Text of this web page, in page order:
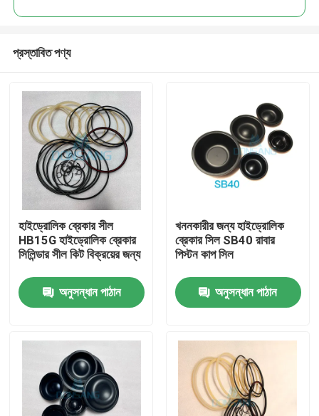
পণ্য
প্রস্তাবিত পণ্য
হাইড্রোলিক ব্রেকার সীল
HB15G হাইড্রোলিক ব্রেকার
সিলিন্ডার সীল কিট বিক্রয়ের জন্য
অনুসন্ধান পাঠান
খননকারীর জন্য হাইড্রোলিক
ব্রেকার সিল SB40 রাবার
পিস্টন কাপ সিল
অনুসন্ধান পাঠান